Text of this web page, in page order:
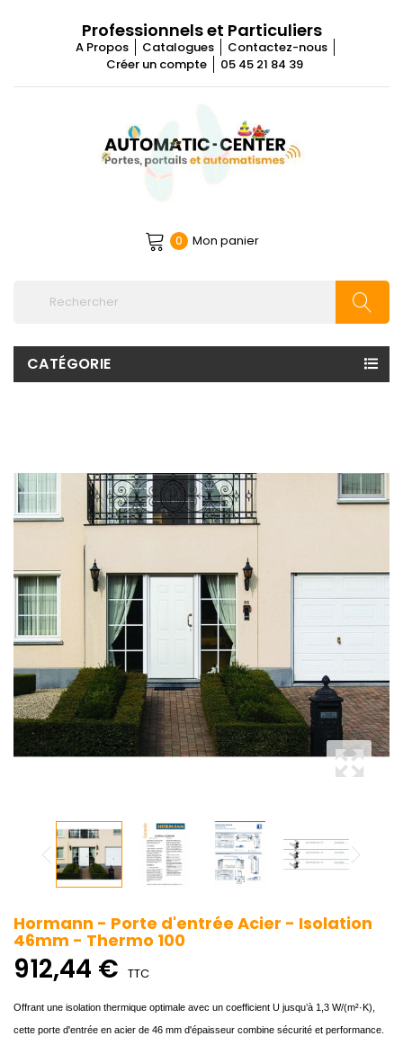
Professionnels et Particuliers
A Propos Catalogues
Contactez-nous
Créer un compte
05 45 21 84 39
0 Mon panier
CATÉGORIE
Hormann - Porte d'entrée Acier - Isolation
46mm - Thermo 100
912,44 € TTC
Offrant une isolation thermique optimale avec un coefficient U jusqu’à 1,3 W/(m²·K),
cette porte d'entrée en acier de 46 mm d'épaisseur combine sécurité et performance.